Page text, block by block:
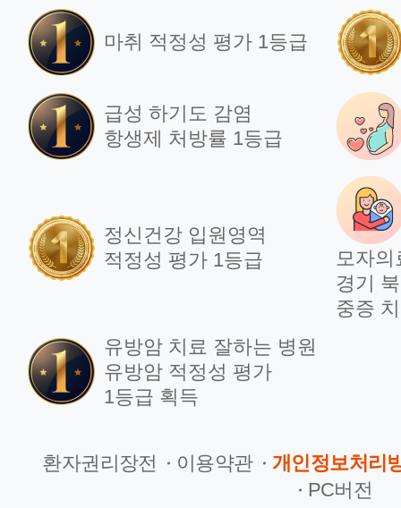
2024.11.25
언론보도
2023.10.18
언
부
달
언론보도
자궁근종·여성암
1천례 돌파
마취 적정성 평가 1등급
급성 하기도 감염
항생제 처방률 1등급
정신건강 입원영역
적정성 평가 1등급
모자
경기
중증
유방암 치료 잘하는 병원
유방암 적정성 평가
1등급 획득
환자권리장전 이용약관
개인정보처리
PC버전